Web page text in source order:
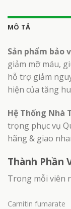
MÔ TẢ
Sản phẩm bảo
giảm mỡ máu,
hỗ trợ giảm
hiện của tăng
Hệ Thống Nhà
trọng phục vụ
hãng & giao
Thành Phần
Trong mỗi viên
Carnitin fumarate